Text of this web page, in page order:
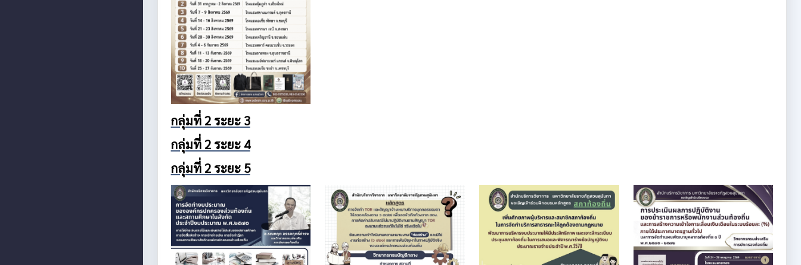
กลุ่มที่ 2 ระยะ 3
กลุ่มที่ 2 ระยะ 4
กลุ่มที่ 2 ระยะ 5